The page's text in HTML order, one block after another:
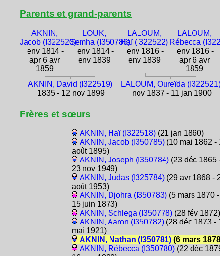
Parents et grand-parents
AKNIN,
Jacob (I322520)
env 1814 -
apr 6 avr
1859
LOUK,
Semha (I350786)
env 1814 -
env 1839
LALOUM,
Haï (I322522)
env 1816 -
env 1839
LALOUM,
Rébecca
env 1816 -
apr 6 avr
1859
AKNIN, David (I322519)
1835 - 12 nov 1899
LALOUM, Oureïda
nov 1837 - 11 jan 1900
Frères et sœurs
AKNIN, Haï (I322518)(21 jan 1860)
AKNIN, Jacob (I350785)(10 mai 1862 -
août 1895)
AKNIN, Joseph (I350784)(23 déc 1865
23 nov 1949)
AKNIN, Judas (I325784)(29 avr 1868 -
août 1953)
AKNIN, Djohra (I350783)(5 mars 1870 -
15 juin 1873)
AKNIN, Schlega (I350778)(28 fév 1872)
AKNIN, Aaron (I350782)(28 déc 1873 -
mai 1921)
AKNIN, Nathan (I350781)(6 mars
AKNIN, Rébecca (I350780)(22 déc